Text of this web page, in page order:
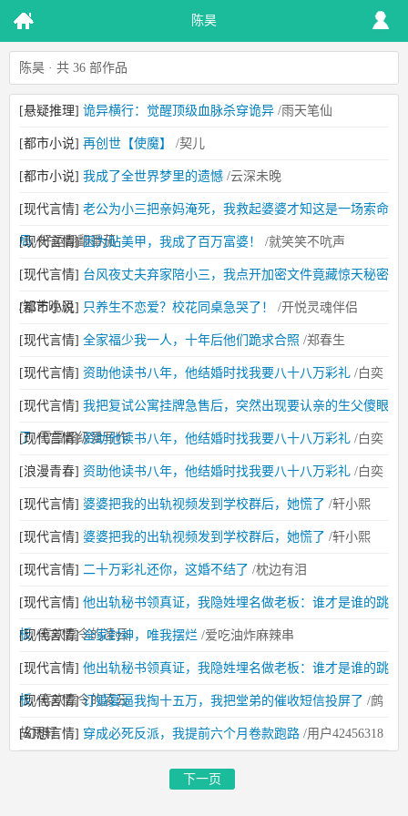
陈昊
陈昊 · 共 36 部作品
[悬疑推理] 诡异横行：觉醒顶级血脉杀穿诡异 /雨天笔仙
[都市小说] 再创世【使魔】 /契儿
[都市小说] 我成了全世界梦里的遗憾 /云深未晚
[现代言情] 老公为小三把亲妈淹死，我救起婆婆才知这是一场索命
局/好运翻翻番茄
[现代言情] 因为贴美甲，我成了百万富婆！ /就笑笑不吭声
[现代言情] 台风夜丈夫弃家陪小三，我点开加密文件竟藏惊天秘密
/知艺晚风
[都市小说] 只养生不恋爱？校花同桌急哭了！ /开悦灵魂伴侣
[现代言情] 全家福少我一人，十年后他们跪求合照 /郑春生
[现代言情] 资助他读书八年，他结婚时找我要八十八万彩礼 /白奕
[现代言情] 我把复试公寓挂牌急售后，突然出现要认亲的生父傻眼
了/雪雪超级爱写作
[现代言情] 资助他读书八年，他结婚时找我要八十八万彩礼 /白奕
[浪漫青春] 资助他读书八年，他结婚时找我要八十八万彩礼 /白奕
[现代言情] 婆婆把我的出轨视频发到学校群后，她慌了 /轩小熙
[现代言情] 婆婆把我的出轨视频发到学校群后，她慌了 /轩小熙
[现代言情] 二十万彩礼还你，这婚不结了 /枕边有泪
[现代言情] 他出轨秘书领真证，我隐姓埋名做老板：谁才是谁的跳
板/喜欢嘉令的凌云
[现代言情] 全家封神，唯我摆烂 /爱吃油炸麻辣串
[现代言情] 他出轨秘书领真证，我隐姓埋名做老板：谁才是谁的跳
板/喜欢嘉令的凌云
[现代言情] 订婚宴逼我掏十五万，我把堂弟的催收短信投屏了 /鹧
鸪雨轩
[幻想言情] 穿成必死反派，我提前六个月卷款跑路 /用户42456318
下一页